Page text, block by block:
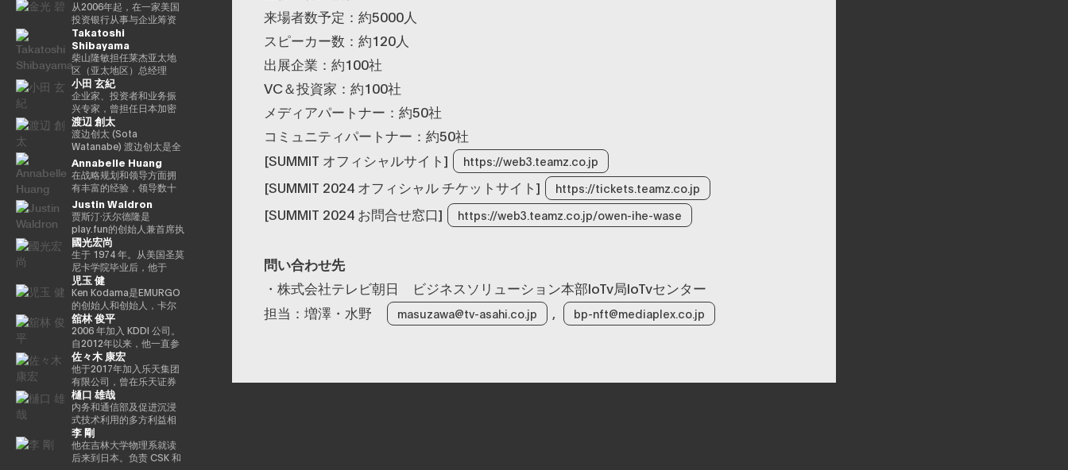
迄今为止，Yat先生获得了
许多荣誉，并被世界经济
论坛选为 “明日全球领袖”
之一，在DHL/SCMP大奖
中被选为 “年度青年企业
家”，并被Cointelegraph
评选为 “区块链行业值得关
注的100位人物”。此外，
Yat先生是一位接受过古典
音乐正规培训的音乐家，
曾担任BAFTA（英国电影
电视艺术学院）的顾问委
员会成员和亚洲青年管弦
乐团的董事会成员。如有
必要，可以准备更自然、
更精致的日语版本来介绍
演讲者。
司目前是阿波罗环球管理
旗下的一个业务部门，规
模约为5亿美元。此外，作
为消费互联网早期营销的
先驱，他参与了数十个著
名互联网品牌的发展，首
先是The Motley Fool、
America Online
Greenhouse和Earthlink
的推出。作为教育背景，
她获得了纽约州立大学布
法罗分校的创意写作硕士
学位。他获得了雪城大学
的两个学士学位，自2000
年以来，他还曾在同一所
大学担任著名的纽豪斯公
共传播学院的顾问委员会
成员。此外，Turpin被认
为是波多黎各比特币和加
密资产社区的先驱，并于
2016年初获得了该领域的
第一份投资者优惠认证
（《投资者法令》）。
于一桥大学法学院。我在
哈佛大学攻读了计算机科
学专业 AI。
知识。我获得了罗马托尔
维加塔大学关于健全监管
和监管机构制裁权限的法
学博士学位。
新风险投资基金。
要战略合作伙伴关系和销
售。 自2011年加入联想以
来，Terence Ng领导了联
想与安全、娱乐、电子商
务和金融科技等领域的领
先互联网公司的全球合作
伙伴关系。它还促进了
AR/VR的战略合作伙伴关
系。 Terence Ng 在索尼
电子、惠普、Navteq 公司
和诺基亚等领先科技品牌
的营销、产品开发和业务
开发方面拥有 20 多年的经
验。他在技术行业的领先
业务战略方面有着良好的
记录。 Terence Ng 拥有
新加坡南洋理工大学的商
业研究学士学位。他目前
居住在新加坡，是区块链
和人工智能技术的狂热粉
丝。
它一直在努力就国内法律
的修订提出建议，制定自
我监管规则等，并先后担
任加密资产（虚拟货币）
交易公司bitFlyer USA,
Inc.的首席执行官和
bitFlyer EUROPE S.A.的董
事长，从全球角度为加密
资产（虚拟货币）交易所
行业的发展做出了贡献。
目前，除了担任成立于
2019/5年的bitFlyer区块
链有限公司的代表董事
外，他还担任日本区块链
协会（JBA）的代表董事、
一般注册协会日本元界顾
问、ISO/TC307全国审议
委员会代表委员会成员和
国防部意见领袖。 他们还
以专家身份参加了2018年
七国集团就业创新部长级
会议、2019年G20/V20虚
拟资产服务提供商峰会以
及由内阁秘书处主办的公
私数据利用促进基本计划
执行委员会等，并雄心勃
勃地致力于web3行业的发
展。
和生态系统合作伙伴关系
对该平台的增长和用户体
验至关重要。 他的努力涵
盖了广泛的重要领域，例
如DeFi合作伙伴关系、法
定货币开/关通道、
MEV（最大提取价值）措
施和核心基础设施合作伙
伴关系，旨在为全球数百
万用户提供更易于使用、
安全和可扩展的加密资
产。Nick 正在用户体验和
区块链技术的交叉点推动
创新，同时与产品、安
全、工程和营销等各个部
门密切合作。Nick 专注于
“将代码转化为现实世界的
价值”，正在将自托管钱包
发展为下一代金融基础设
施方面发挥作用，并正在
塑造其未来。
从2006年起，在一家美国
投资银行从事与企业筹资
和并购相关的衍生结构设
计工作达10年。2016年加
入bitFlyer有限公司后，他
曾担任首席财务官和公
关，负责与金融监管相关
的系统开发。自2022年以
来，他一直负责新业务，
目前是集团首席采购官。
从2025年起担任
Custodiem有限公司的董
事，他推动了国内加密资
产ETF的形成项目等。
Takatoshi
Shibayama
柴山隆敏担任莱杰亚太地
区（亚太地区）总经理
（亚太地区负责人）。它
监督为Web3行业和机构投
资者提供数字资产安全解
决方案的情况。到目前为
止，他作为分析师和投资
者一直活跃在企业振兴和
不良投资领域超过17年。
在摩根大通和高盛等投资
银行开始职业生涯后，他
加入了美国对冲基金戴维
森·肯普纳资本管理公司。
之后，他与他人共同创立
了总部位于新加坡的投资
基金3D Investment
Partners。此外，在为数
字资产提供抵押管理和托
管服务的Copper，他曾担
任亚太地区收入经理（亚
太区收入主管），并领导
了公司在亚太地区的业务
增长。
小田 玄紀
企业家、投资者和业务振
兴专家，曾担任日本加密
资产交易协会（JVCEA）
的代表董事（主席）、SBI
Holdings的董事总经理和
Bitpoint Japan Co., Ltd
的代表董事。自2001年成
立自己的公司以来，我们
已经开展了各种业务。
2016年，他创立了加密货
币交易所Bitpoint并成为
其首席执行官。2019年，
他被世界经济论坛选为全
球青年领袖。
渡辺 創太
渡边创太 (Sota
Watanabe) 渡边创太是全
球 Web3 生态系统中的先
驱力量，也是日本最具影
响力的科技企业家之一。
作为 Startale Group 的创
始人兼 CEO，渡边致力于
构建去中心化互联网的基
础设施，其核心使命是“将
世界带入链上（bringing
the world onchain）”。
渡边因领导日本最大的公
共区块链 Astar Network
而声名鹊起，该网络已成
为日本 Web3 基础设施的
基石。渡边职业生涯的一
个重要里程碑是与索尼集
团合作，通过 Sony Block
Solutions Labs 共同开发
了以太坊二层（Layer-2）
区块链——Soneium。这
一举措将日本的区块链技
术定位在消费娱乐、人工
智能和大众普及的交汇
点。 在代币化数字资产和
现实世界金融领域，渡边
主导了与 SBI Holdings 的
Annabelle Huang
在战略规划和领导方面拥
有丰富的经验，领导数十
亿美元的加密资产平台
Justin Waldron
贾斯汀·沃尔德隆是
play.fun的创始人兼首席执
行官，该平台可以为每款
游戏提供即时的真实奖
励。此外，除了作为
Playco的联合创始人兼总
裁外，我们还投资于有前
途的日本初创企业，这些
初创公司有望作为涩谷区
政府发起的涩谷创业支持
计划的顾问以及X&KSK的
合作伙伴。 他还以天使投
资者的身份活跃，投资了
60多家公司，尤其以
Zynga的联合创始人而闻
名。2021年，它被《商业
内幕》选为 “前100名种子
投资者” 之一。
國光宏尚
生于 1974 年。从美国圣莫
尼卡学院毕业后，他于
2004 年加入 At Movie
Co., Ltd.同年，他就任导
演，负责制作电影和电视
剧以及开展新业务。龟尾
株式会社成立于2007年，
担任总裁兼首席执行官一
职。他于2021年从公司退
休，成为金融家有限公司
的代表董事兼首席执行
官，该公司于2019年与
ThirdVerse有限公司共同
成立。他的书是《元界与
网络3》（MDN 公司）。
児玉 健
Ken Kodama是EMURGO
的创始人和创始人，卡尔
达诺的联合创始人之一，
也是世界领先的区块链平
台之一。凭借在加密货币
和区块链领域超过十年的
经验，他通过深厚的专业
知识和长期愿景考虑了该
行业的发展。他的使命是
通过区块链技术重新定义
信任和价值的概念，加速
实现下一代金融创新。Ken
总部设在新加坡，领导
EMURGO考虑发展全球金
舘林 俊平
2006 年加入 KDDI 公司。
自2012年以来，他一直参
与风险支持计划
KDDI_Labo、风险投资基
金和KDDI开放创新基金，
主要负责体育、娱乐、XR
和Web3领域的投资和联
盟。自2025/4以来，他一
直担任现任职务。
佐々木 康宏
他于2017年加入乐天集团
有限公司，曾在乐天证券
株式会社担任IT部门经理
兼金融科技部副总经理，
自2018/9以来一直担任该
公司的现任职务。目前，
正在推广各种措施，以帮
助提高整个国内加密资产
樋口 雄哉
内务和通信部及促进沉浸
式技术利用的多方利益相
关者合作会议的一名成员
在大学毕业后在一家信用
卡公司找到了一份工作。
李 剛
他在吉林大学物理系就读
后来到日本。负责 CSK 和
来場者数予定：約5000人
スピーカー数：約120人
出展企業：約100社
VC＆投資家：約100社
メディアパートナー：約50社
コミュニティパートナー：約50社
[SUMMIT オフィシャルサイト]
https://web3.teamz.co.jp
[SUMMIT 2024 オフィシャル チケットサイト] https://tickets.teamz.co.jp
[SUMMIT 2024 お問合せ窓口] https://web3.teamz.co.jp/owen-ihe-wase
問い合わせ先
・株式会社テレビ朝日 ビジネスソリューション本部IoTv局IoTvセンター
担当：増澤・水野
masuzawa@tv-asahi.co.jp , bp-nft@mediaplex.co.jp